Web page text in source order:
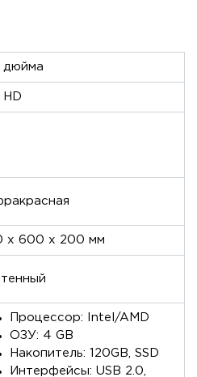
дюйма
HD
x 600 x 200 мм
Процессор: Intel/AMD
ОЗУ: 4 GB
Накопитель: 120GB, SSD
Интерфейсы: USB 2.0,